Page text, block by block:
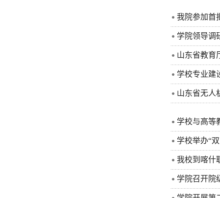
● 我院参加首
● 学院领导调
● 山东省教育
● 学校专业建
● 山东省无人
● 学校与高等
● 学校举办“
● 我校到喀什
● 学院召开院